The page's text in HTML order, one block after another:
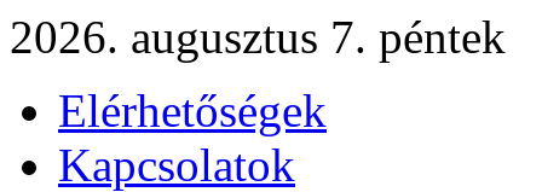
2026. augusztus 7. péntek
Elérhetőségek
Kapcsolatok